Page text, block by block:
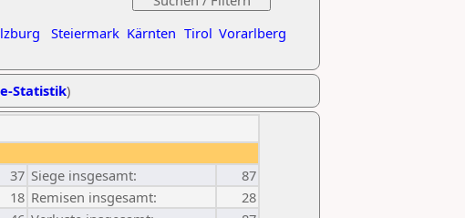
Steiermark Kärnten Tirol Vorarlberg
Statistik)
37 Siege insgesamt:
87
18 Remisen insgesamt:
28